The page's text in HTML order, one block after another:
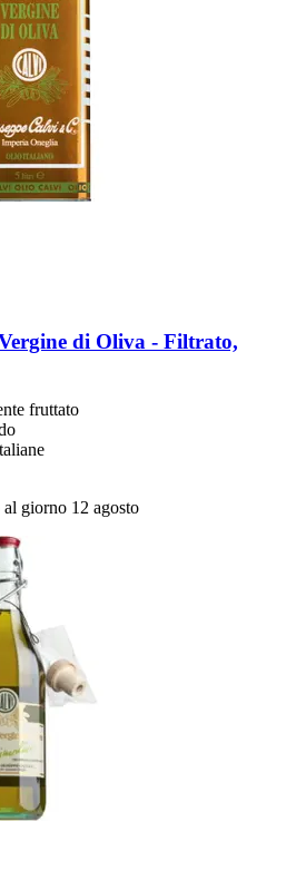
di Oliva -​ Filtrato,
fruttato
giorno 12 agosto